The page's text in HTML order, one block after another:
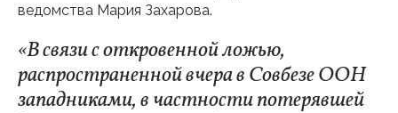
ведомства Мария Захарова.
«В связи с откровенной ложью,
распространенной вчера в Совбезе ООН
западниками, в частности потерявшей